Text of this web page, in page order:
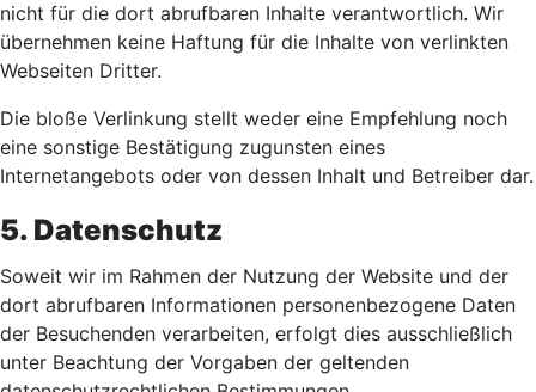
nicht für die dort abrufbaren Inhalte verantwortlich. Wir
übernehmen keine Haftung für die Inhalte von verlinkten
Webseiten Dritter.
Die bloße Verlinkung stellt weder eine Empfehlung noch
eine sonstige Bestätigung zugunsten eines
Internetangebots oder von dessen Inhalt und Betreiber dar.
5. Datenschutz
Soweit wir im Rahmen der Nutzung der Website und der
dort abrufbaren Informationen personenbezogene Daten
der Besuchenden verarbeiten, erfolgt dies ausschließlich
unter Beachtung der Vorgaben der geltenden